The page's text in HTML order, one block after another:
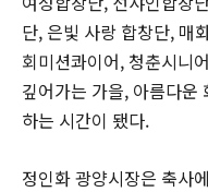
단, 은빛 사랑 합창단, 매
회미션콰이어, 청춘시니
깊어가는 가을, 아름다운
하는 시간이 됐다.
정인화 광양시장은 축사